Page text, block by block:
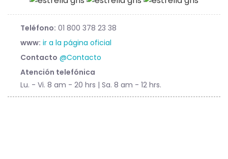
Teléfono: 01 800 378 23 38
www: ir a la página oficial
Contacto @Contacto
Atención telefónica
Lu. - Vi. 8 am - 20 hrs | Sa. 8 am - 12 hrs.